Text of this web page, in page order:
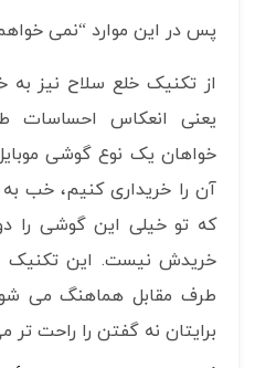
پس در این موارد “نمی
از تکنیک خلع سلاح نیز به
یعنی انعکاس احساسات
خواهان یک نوع گوشی
آن را خریداری کنیم، خب
که تو خیلی این گوشی را
خریدش نیست. این تکنیک
طرف مقابل هماهنگ می
برایتان نه گفتن را راحت تر